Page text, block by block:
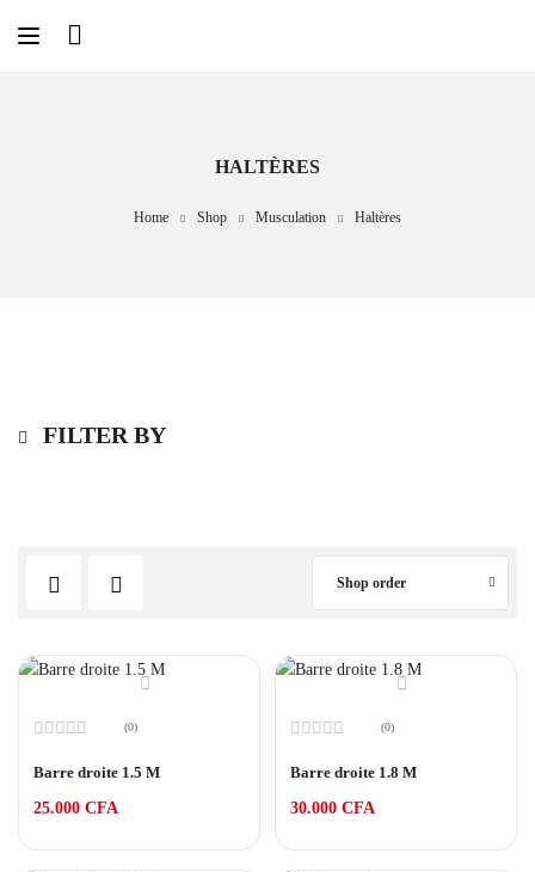
HALTÈRES
Home Shop Musculation Haltères
FILTER BY
Shop order
0
5
(0)
Barre droite 1.5 M
25.000 CFA
0
5
(0)
Barre droite 1.8 M
30.000 CFA